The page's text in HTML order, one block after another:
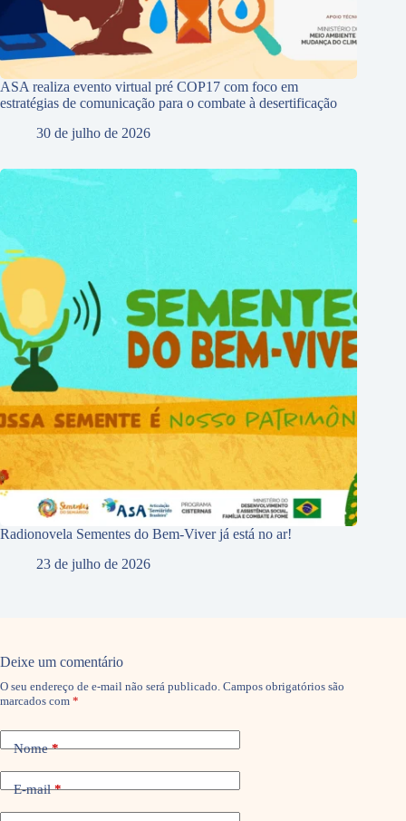
ASA realiza evento virtual pré COP17 com foco em
estratégias de comunicação para o combate à desertificação
30 de julho de 2026
Radionovela Sementes do Bem-Viver já está no ar!
23 de julho de 2026
Deixe um comentário
O seu endereço de e-mail não será publicado. Campos obrigatórios são
marcados com *
Nome*
E-mail*